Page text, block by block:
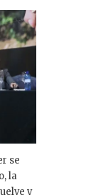
se
la
y